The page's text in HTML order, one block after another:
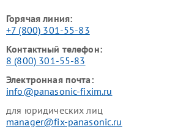
Горячая линия:
+7 (800) 301-55-83
Контактный телефон:
8 (800) 301-55-83
Электронная почта:
info@panasonic-fixim.ru
для юридических лиц
manager@fix-panasonic.ru